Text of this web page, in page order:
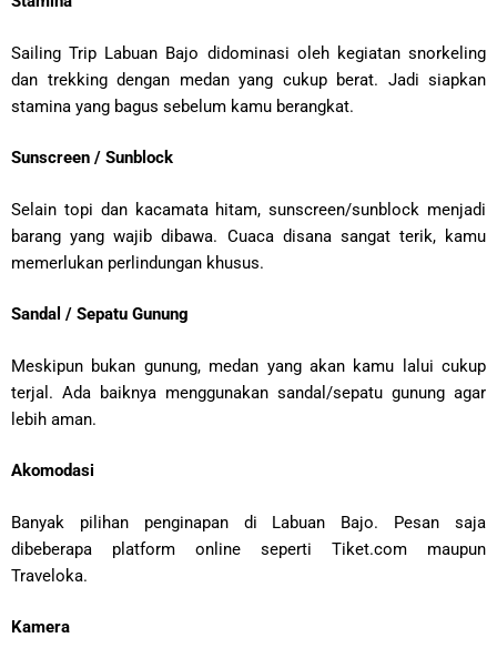
Sailing Trip Labuan Bajo didominasi oleh kegiatan snorkeling
dan trekking dengan medan yang cukup berat. Jadi siapkan
stamina yang bagus sebelum kamu berangkat.
Sunscreen / Sunblock
Selain topi dan kacamata hitam, sunscreen/sunblock menjadi
barang yang wajib dibawa. Cuaca disana sangat terik, kamu
memerlukan perlindungan khusus.
Sandal / Sepatu Gunung
Meskipun bukan gunung, medan yang akan kamu lalui cukup
terjal. Ada baiknya menggunakan sandal/sepatu gunung agar
lebih aman.
Akomodasi
Banyak pilihan penginapan di Labuan Bajo. Pesan saja
dibeberapa platform online seperti Tiket.com maupun
Traveloka.
Kamera